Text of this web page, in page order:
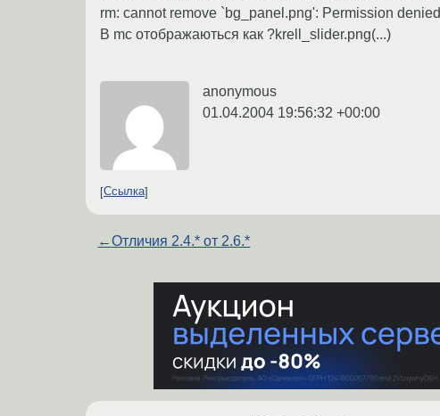
rm: cannot remove `bg_panel.png': Permission denied
В mc отображаються как ?krell_slider.png(...)
anonymous
01.04.2004 19:56:32 +00:00
Ссылка
←Отличия 2.4.* от 2.6.*